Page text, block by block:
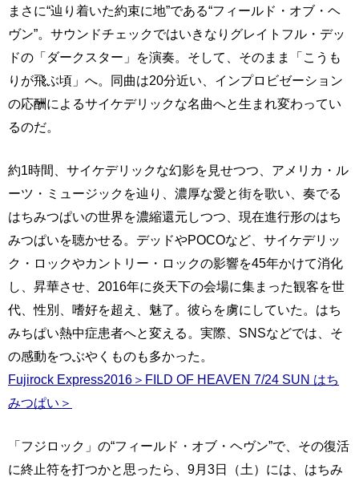
まさに“辿り着いた約束に地”である“フィールド・オブ・ヘ
ヴン”。サウンドチェックではいきなりグレイトフル・デッ
ドの「ダークスター」を演奏。そして、そのまま「こうも
りが飛ぶ頃」へ。同曲は20分近い、インプロビゼーション
の応酬によるサイケデリックな名曲へと生まれ変わってい
るのだ。
約1時間、サイケデリックな幻影を見せつつ、アメリカ・ル
ーツ・ミュージックを辿り、濃厚な愛と街を歌い、奏でる
はちみつぱいの世界を濃縮還元しつつ、現在進行形のはち
みつぱいを聴かせる。デッドやPOCOなど、サイケデリッ
ク・ロックやカントリー・ロックの影響を45年かけて消化
し、昇華させ、2016年に炎天下の会場に集まった観客を世
代、性別、嗜好を超え、魅了。彼らを虜にしていた。はち
みちぱい熱中症患者へと変える。実際、SNSなどでは、そ
の感動をつぶやくものも多かった。
Fujirock Express2016＞FILD OF HEAVEN 7/24 SUN はち
みつぱい＞
「フジロック」の“フィールド・オブ・ヘヴン”で、その復活
に終止符を打つかと思ったら、9月3日（土）には、はちみ